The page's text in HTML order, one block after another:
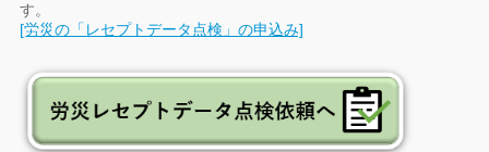
す。
[労災の「レセプトデータ点検」の申込み]